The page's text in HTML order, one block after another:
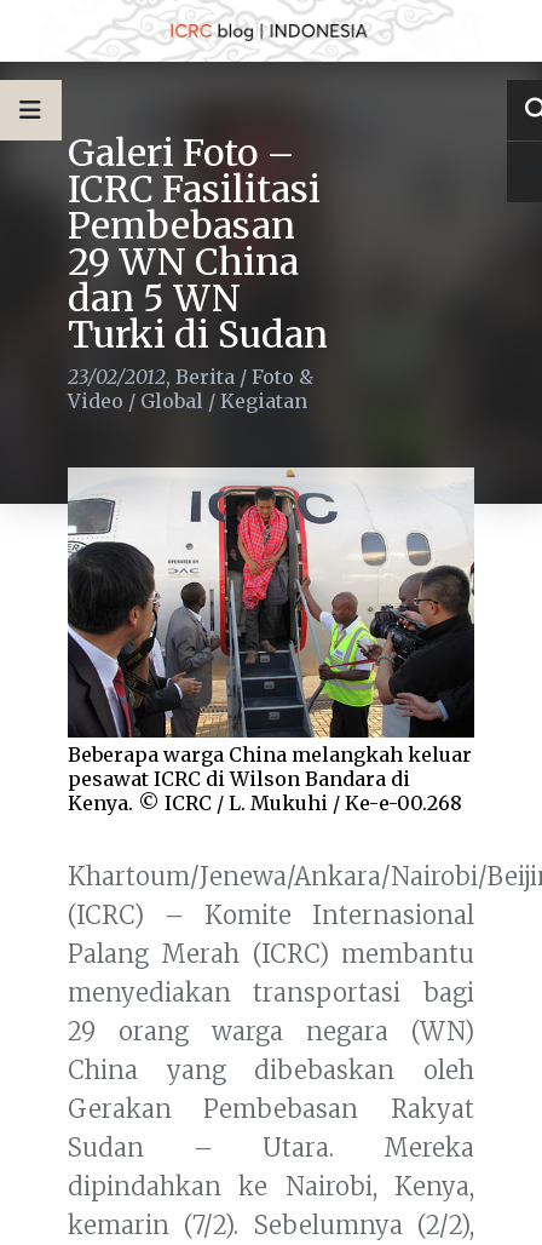
Galeri Foto –
ICRC Fasilitasi
Pembebasan
29 WN China
dan 5 WN
Turki di Sudan
23/02/2012, Berita / Foto &
Video / Global / Kegiatan
Beberapa warga China melangkah keluar
pesawat ICRC di Wilson Bandara di
Kenya. © ICRC / L. Mukuhi / Ke-e-00.268
Khartoum/Jenewa/Ankara/Nairobi/
(ICRC) – Komite Internasional
Palang Merah (ICRC) membantu
menyediakan transportasi bagi
29 orang warga negara (WN)
China yang dibebaskan oleh
Gerakan Pembebasan Rakyat
Sudan – Utara. Mereka
dipindahkan ke Nairobi, Kenya,
kemarin (7/2). Sebelumnya (2/2),